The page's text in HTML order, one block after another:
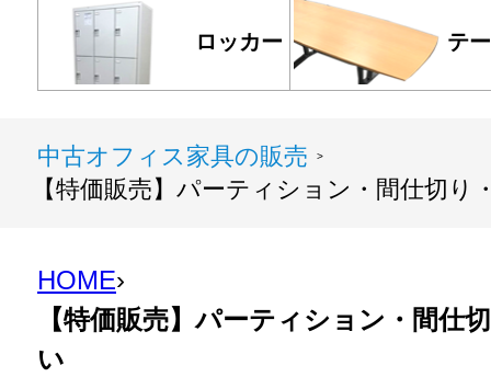
ロッカー テ
中古オフィス家具の販売 >
【特価販売】パーティション・間仕切
HOME›
【特価販売】パーティション・間仕
い